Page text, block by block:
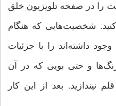
را در صفحه تلویزیون خلق
شخصیت‌هایی كه هنگام
داشته‌اند را با جزئیات
و حتی بویی كه در آن
نیندازید. بعد از این كار